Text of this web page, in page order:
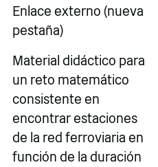
Enlace externo (nueva
pestaña)
Material didáctico para
un reto matemático
consistente en
encontrar estaciones
de la red ferroviaria en
función de la duración